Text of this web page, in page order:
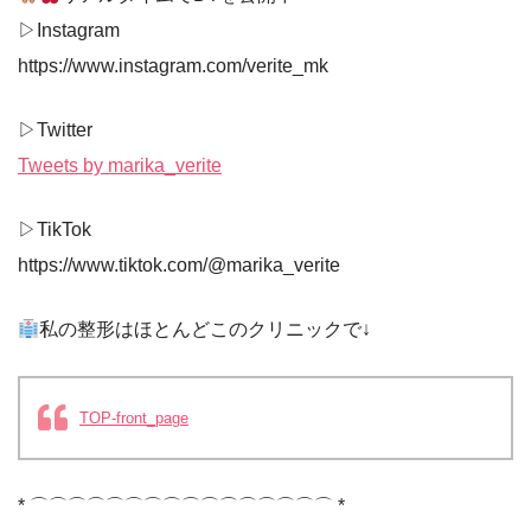
▷Instagram
https://www.instagram.com/verite_mk
▷Twitter
Tweets by marika_verite
▷TikTok
https://www.tiktok.com/@marika_verite
私の整形はほとんどこのクリニックで↓
TOP-front_page
* ⌒⌒⌒⌒⌒⌒⌒⌒⌒⌒⌒⌒⌒⌒⌒⌒ *